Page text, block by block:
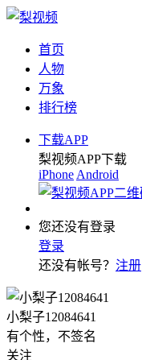
首页
人物
万象
排行榜
下载APP
梨视频APP下载
iPhone Android
您还没有登录
登录
还没有帐号？ 注册
小梨子12084641
有个性，不签名
关注